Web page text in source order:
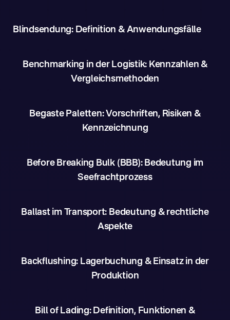
Blindsendung: Definition & Anwendungsfälle
Benchmarking in der Logistik: Kennzahlen &
Vergleichsmethoden
Begaste Paletten: Vorschriften, Risiken &
Kennzeichnung
Before Breaking Bulk (BBB): Bedeutung im
Seefrachtprozess
Ballast im Transport: Bedeutung & rechtliche
Aspekte
Backflushing: Lagerbuchung & Einsatz in der
Produktion
Bill of Lading: Definition, Funktionen &